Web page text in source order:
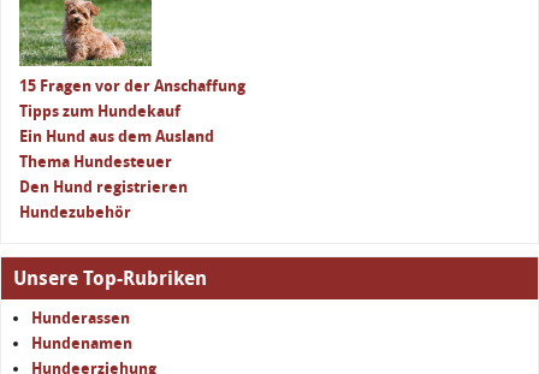
15 Fragen vor der Anschaffung
Tipps zum Hundekauf
Ein Hund aus dem Ausland
Thema Hundesteuer
Den Hund registrieren
Hundezubehör
Unsere Top-Rubriken
Hunderassen
Hundenamen
Hundeerziehung